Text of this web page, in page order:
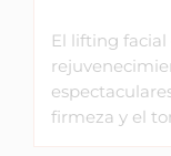
El lifting
firmeza y el